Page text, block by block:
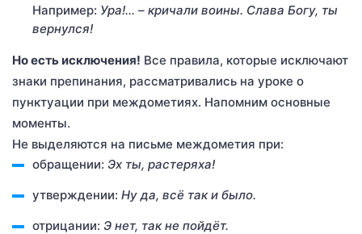
Например: Ура!… – кричали воины. Слава Богу, ты
вернулся!
Но есть исключения! Все правила, которые исключают
знаки препинания, рассматривались на уроке о
пунктуации при междометиях. Напомним основные
моменты.
Не выделяются на письме междометия при:
обращении: Эх ты, растеряха!
утверждении: Ну да, всё так и было.
отрицании: Э нет, так не пойдёт.